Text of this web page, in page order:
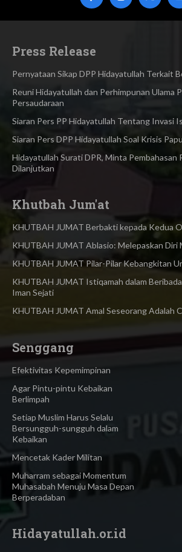
Press Release
Pernyataan Sikap DPP Hidayatullah Terkait
Reuni Hidayatullah dan Perhimpunan Ulama
Persaudaraan
Siaran Pers PP Hidayatullah Tentang Invasi
Siaran Pers DPP Hidayatullah Soal Krisis
Hidayatullah Surati DPR, Minta Pembahasan
Dilanjutkan
Khutbah Jum'at
KHUTBAH JUMAT Berbakti kepada Kedua
KHUTBAH JUMAT Ablasio: Melepaskan Diri
KHUTBAH JUMAT Pilar-Pilar Kebangkitan
KHUTBAH JUMAT Istiqamah dalam
Iman Sejati
KHUTBAH JUMAT Amal Seseorang Adalah
Senggang
Efektivitas Kepemimpinan
Agar Pintu-pintu Kebaikan
Berlimpah
Setiap Muslim Harus Selalu
Bersungguh-sungguh dalam
Kebaikan
Mencetak Kader Militan
Muharram sebagai Momentum
Muhasabah Menuju Masa Depan
Berperadaban
Hidayatullah.or.id